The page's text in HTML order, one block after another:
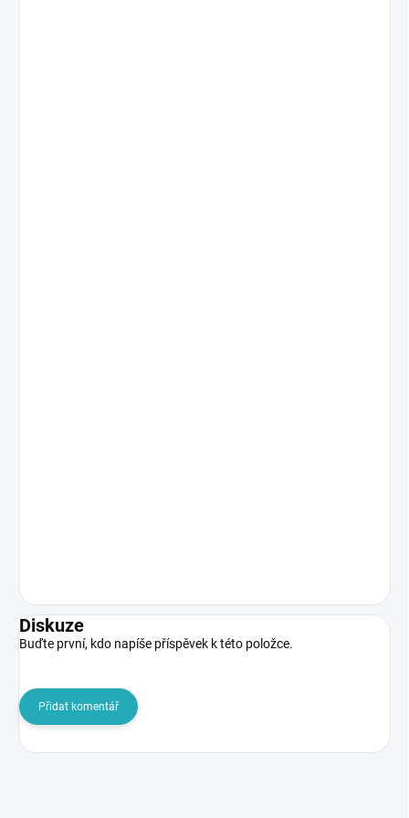
Diskuze
Buďte první, kdo napíše příspěvek k této položce.
Přidat komentář